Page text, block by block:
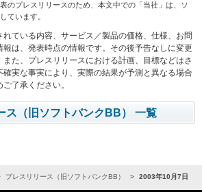
のプレスリリースのため、本文中での「当社」は、ソ
ています。
れている内容、サービス／製品の価格、仕様、お問
報は、発表時点の情報です。その後予告なしに変更
また、プレスリリースにおける計画、目標などはさ
確実な事実により、実際の結果が予測と異なる場合
了承ください。
ス（旧ソフトバンクBB） 一覧
プレスリリース（旧ソフトバンクBB） 2003年10月7日